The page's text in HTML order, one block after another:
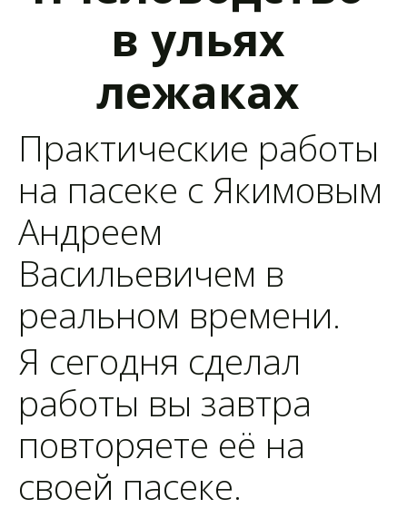
в ульях
лежаках
Практические работы
на пасеке с Якимовым
Андреем
Васильевичем в
реальном времени.
Я сегодня сделал
работы вы завтра
повторяете её на
своей пасеке.